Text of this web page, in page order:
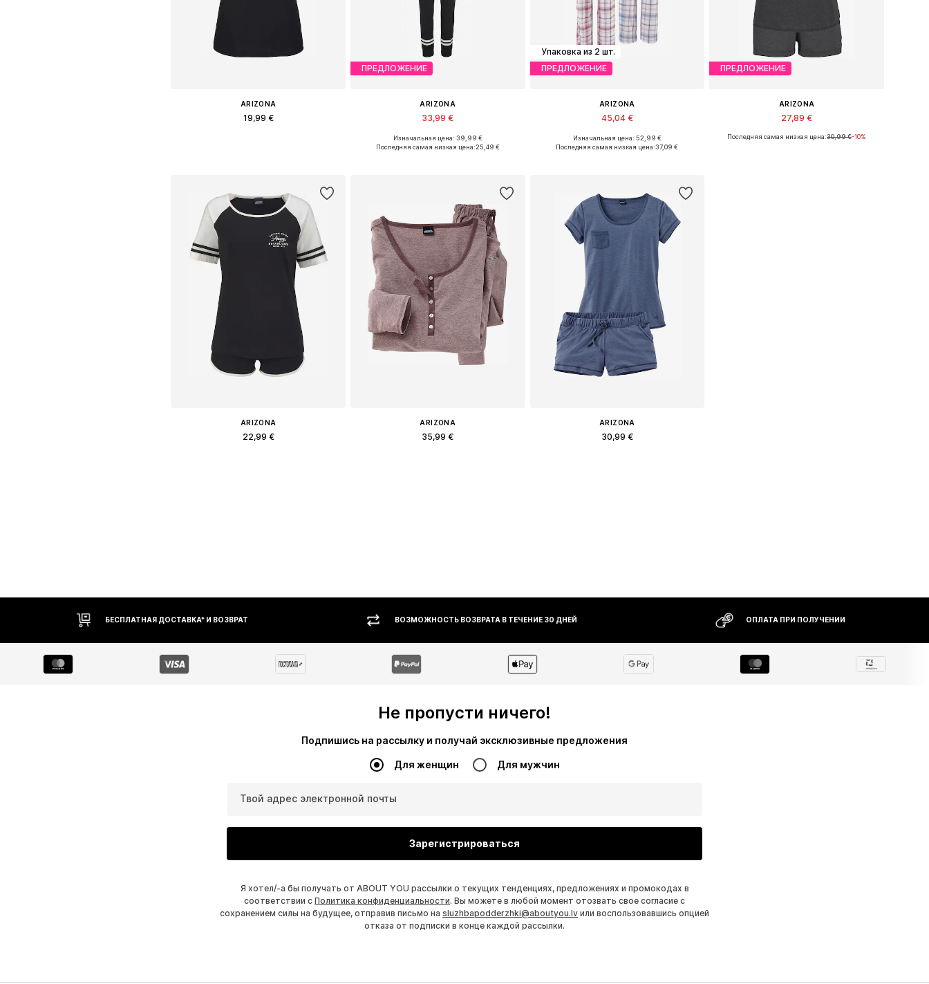
ARIZONA
19,99 €
ПРЕДЛОЖЕНИЕ
ARIZONA
33,99 €
Доступные размеры: XS
Изначальная цена: 39,99 €
Последняя самая низкая цена:25,49 €
Упаковка из 2 шт.
ПРЕДЛОЖЕНИЕ
ARIZONA
45,04 €
Доступные размеры: XXL
Изначальная цена: 52,99 €
Последняя самая низкая цена:37,09 €
ПРЕДЛОЖЕНИЕ
ARIZONA
27,89 €
Доступные размеры: XXXL
Последняя самая низкая цена:30,99 €-10%
ARIZONA
22,99 €
ARIZONA
35,99 €
ARIZONA
30,99 €
БЕСПЛАТНАЯ ДОСТАВКА* И ВОЗВРАТ ВОЗМОЖНОСТЬ ВОЗВРАТА В ТЕЧЕНИЕ 30 ДНЕЙ ОПЛАТА ПРИ ПОЛУЧЕНИИ
Не пропусти ничего!
Подпишись на рассылку и получай эксклюзивные предложения
Для женщин Для мужчин
Твой адрес электронной почты
Зарегистрироваться
Я хотел/-а бы получать от ABOUT YOU рассылки о текущих тенденциях, предложениях и промокодах в
соответствии с Политика конфиденциальности. Вы можете в любой момент отозвать свое согласие с
сохранением силы на будущее, отправив письмо на sluzhbapodderzhki@aboutyou.lv или воспользовавшись опцией
отказа от подписки в конце каждой рассылки.